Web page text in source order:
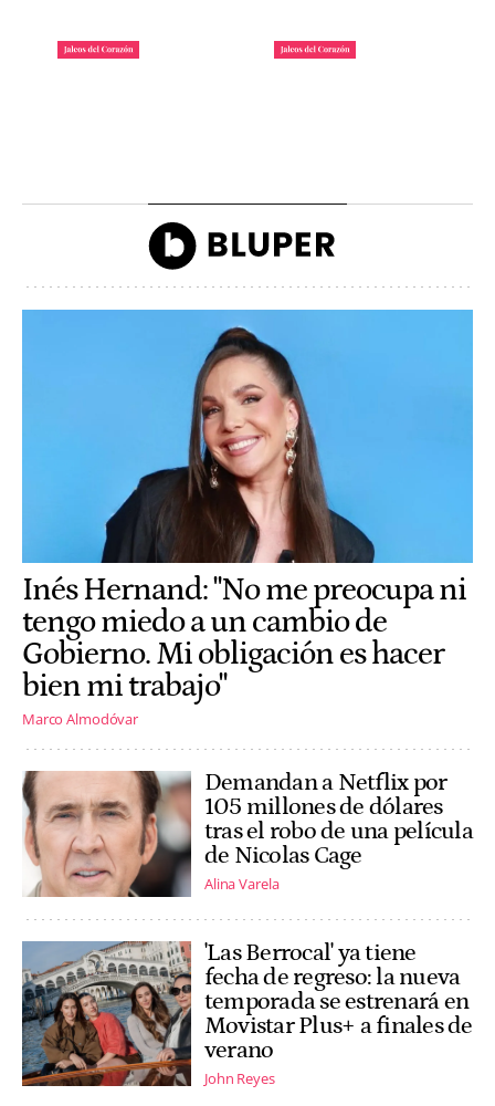
Inés Hernand: "No me preocupa ni
tengo miedo a un cambio de
Gobierno. Mi obligación es hacer
bien mi trabajo"
Marco Almodóvar
Demandan a Netflix por
105 millones de dólares
tras el robo de una película
de Nicolas Cage
Alina Varela
'Las Berrocal' ya tiene
fecha de regreso: la nueva
temporada se estrenará en
Movistar Plus+ a finales de
verano
John Reyes